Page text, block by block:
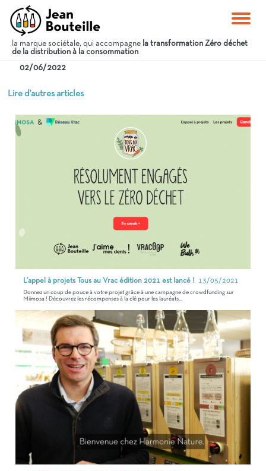
la marque sociétale, qui accompagne la transformation Zéro déchet
de la distribution à la consommation
02/06/2022
Lire d'autres articles
L’appel à projets Tous au Vrac édition 2021 est lancé ! 13/05/2021
Donnez un coup de pouce à votre projet grâce à une campagne de crowdfunding sur
Miimosa ! Découvrez les récompenses à la clé pour les lauréats...